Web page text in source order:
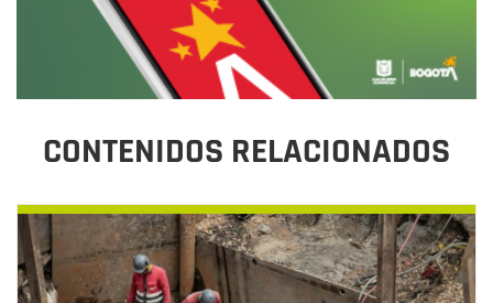
CONTENIDOS RELACIONADOS